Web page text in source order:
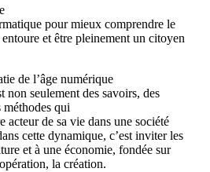
pour mieux comprendre le
et être pleinement un citoyen
de l’âge numérique
non seulement des savoirs, des
méthodes qui
acteur de sa vie dans une société
cette dynamique, c’est inviter les
et à une économie, fondée sur
la création.